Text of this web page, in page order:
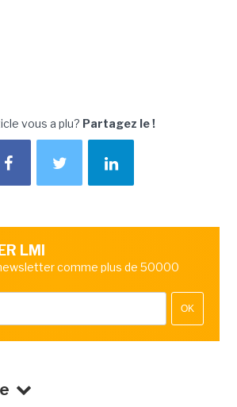
vous a plu? Partagez le !
LMI
comme plus de 50000
OK